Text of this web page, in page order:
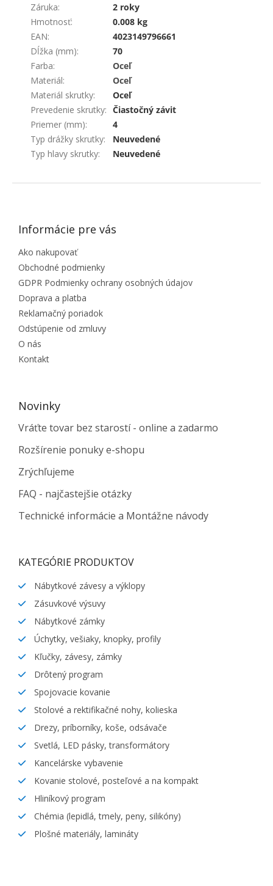
Záruka:
2 roky
Hmotnosť:
0.008 kg
EAN:
4023149796661
Dĺžka (mm):
70
Farba:
Oceľ
Materiál:
Oceľ
Materiál skrutky:
Oceľ
Prevedenie skrutky: Čiastočný závit
Priemer (mm):
4
Typ drážky skrutky:
Neuvedené
Typ hlavy skrutky: Neuvedené
ZÁPÄTIE
Informácie pre vás
Ako nakupovať
Obchodné podmienky
GDPR Podmienky ochrany osobných údajov
Doprava a platba
Reklamačný poriadok
Odstúpenie od zmluvy
O nás
Kontakt
Novinky
Vráťte tovar bez starostí - online a zadarmo
Rozšírenie ponuky e-shopu
Zrýchľujeme
FAQ - najčastejšie otázky
Technické informácie a Montážne návody
KATEGÓRIE PRODUKTOV
Nábytkové závesy a výklopy
Zásuvkové výsuvy
Nábytkové zámky
Úchytky, vešiaky, knopky, profily
Kľučky, závesy, zámky
Drôtený program
Spojovacie kovanie
Stolové a rektifikačné nohy, kolieska
Drezy, príborníky, koše, odsávače
Svetlá, LED pásky, transformátory
Kancelárske vybavenie
Kovanie stolové, posteľové a na kompakt
Hliníkový program
Chémia (lepidlá, tmely, peny, silikóny)
Plošné materiály, lamináty